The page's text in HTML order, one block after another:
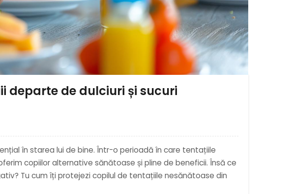
departe de dulciuri și sucuri
în starea lui de bine. Într-o perioadă în care tentațiile
copiilor alternative sănătoase și pline de beneficii. Însă ce
Tu cum îți protejezi copilul de tentațiile nesănătoase din